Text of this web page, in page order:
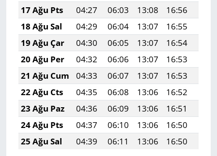
17 Ağu Pts
04:27 06:03 13:08 16:56
18 Ağu Sal
04:29 06:04 13:07 16:55
19 Ağu Çar
04:30 06:05 13:07 16:54
20 Ağu Per
04:32 06:06 13:07 16:53
21 Ağu Cum
04:33 06:07 13:07 16:53
22 Ağu Cts
04:35 06:08 13:06 16:52
23 Ağu Paz
04:36 06:09 13:06 16:51
24 Ağu Pts
04:37 06:10 13:06 16:50
25 Ağu Sal
04:39 06:11 13:06 16:50